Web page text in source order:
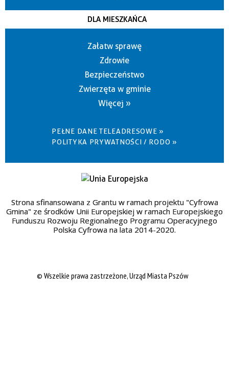
DLA MIESZKAŃCA
Załatw sprawę
Zdrowie
Bezpieczeństwo
Zwierzęta w gminie
Więcej »
PEŁNE DANE TELEADRESOWE »
POLITYKA PRYWATNOŚCI / RODO »
Strona sfinansowana z Grantu w ramach projektu "Cyfrowa
Gmina" ze środków Unii Europejskiej w ramach Europejskiego
Funduszu Rozwoju Regionalnego Programu Operacyjnego
Polska Cyfrowa na lata 2014-2020.
© Wszelkie prawa zastrzeżone, Urząd Miasta Pszów